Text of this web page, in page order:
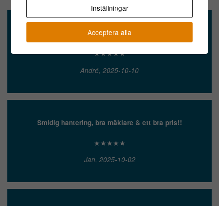
Enkel försäljning och säker betalning!
★★★★★
André, 2025-10-10
Smidig hantering, bra mäklare & ett bra pris!!
★★★★★
Jan, 2025-10-02
Inställningar
Acceptera alla